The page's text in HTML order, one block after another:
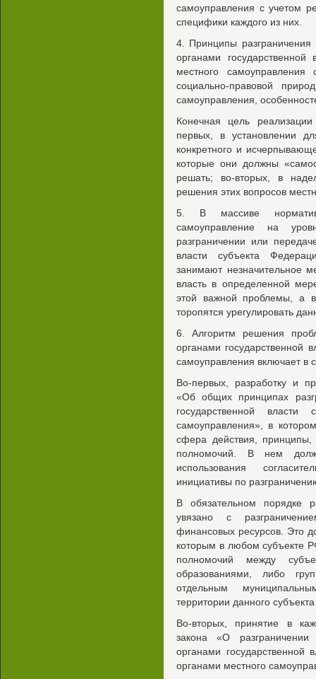
самоуправления с учетом
специфики каждого из них.
4. Принципы
органами
местного самоуправления
социально-правовой
самоуправления,
Конечная цель
первых, в установлении
конкретного и
которые они должны
решать; во-вторых, в
решения этих вопросов
5. В массиве
самоуправление на
разграничении или
власти субъекта
занимают незначительное
власть в определенной
этой важной проблемы, а
торопятся урегулировать
6. Алгоритм решения
органами государственной
самоуправления включает в
Во-первых, разработку и
«Об общих принципах
государственной
самоуправления», в
сфера действия,
полномочий. В нем
использования
инициативы по
В обязательном порядке
увязано с
финансовых ресурсов. Это
которым в любом субъекте
полномочий между
образованиями, либо
отдельным
территории данного
Во-вторых, принятие в
закона «О
органами государственной
органами местного